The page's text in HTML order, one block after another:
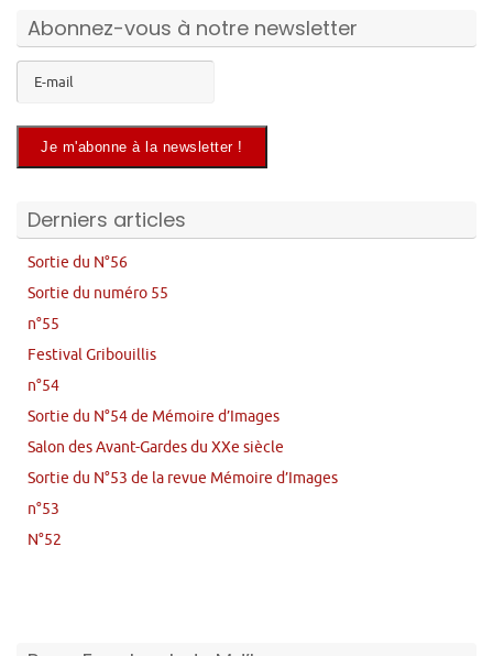
Abonnez-vous à notre newsletter
Derniers articles
Sortie du N°56
Sortie du numéro 55
n°55
Festival Gribouillis
n°54
Sortie du N°54 de Mémoire d’Images
Salon des Avant-Gardes du XXe siècle
Sortie du N°53 de la revue Mémoire d’Images
n°53
N°52